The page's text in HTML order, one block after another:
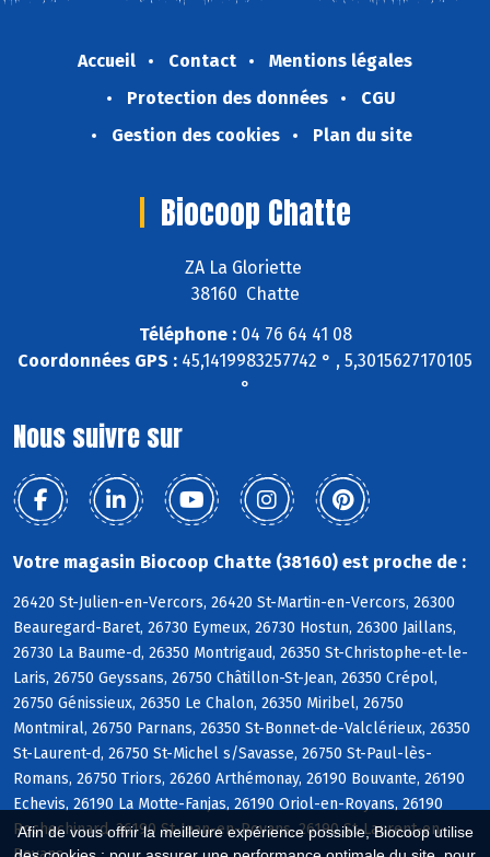
Afin de vous offrir la meilleure expérience possible, Biocoop utilise
Accueil Contact
Mentions légales
Protection des données
CGU
Gestion des cookies
Plan du site
Biocoop Chatte
ZA La Gloriette
38160 Chatte
Téléphone :04 76 64 41 08
Coordonnées GPS : 45,1419983257742 ° , 5,3015627170105
°
Nous suivre sur
Votre magasin Biocoop Chatte (38160) est proche de :
26420 St-Julien-en-Vercors, 26420 St-Martin-en-Vercors, 26300
Beauregard-Baret, 26730 Eymeux, 26730 Hostun, 26300 Jaillans,
26730 La Baume-d, 26350 Montrigaud, 26350 St-Christophe-et-le-
Laris, 26750 Geyssans, 26750 Châtillon-St-Jean, 26350 Crépol,
26750 Génissieux, 26350 Le Chalon, 26350 Miribel, 26750
Montmiral, 26750 Parnans, 26350 St-Bonnet-de-Valclérieux, 26350
St-Laurent-d, 26750 St-Michel s/Savasse, 26750 St-Paul-lès-
Romans, 26750 Triors, 26260 Arthémonay, 26190 Bouvante, 26190
Echevis, 26190 La Motte-Fanjas, 26190 Oriol-en-Royans, 26190
Rochechinard, 26190 St-Jean-en-Royans, 26190 St-Laurent-en-